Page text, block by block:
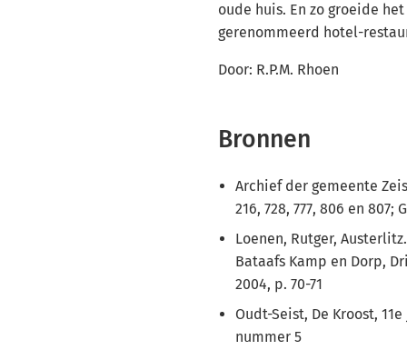
oude huis. En zo groeide
gerenommeerd hotel-
Door: R.P.M. Rhoen
Bronnen
Archief der gemeente
216, 728, 777, 806 en
Loenen, Rutger,
Bataafs Kamp en Dorp,
2004, p. 70-71
Oudt-Seist, De Kroost,
nummer 5